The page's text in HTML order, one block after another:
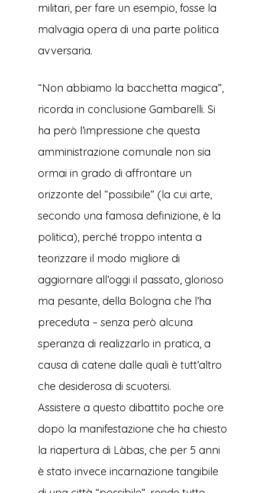
militari, per fare un esempio, fosse la
malvagia opera di una parte politica
avversaria.
“Non abbiamo la bacchetta magica”,
ricorda in conclusione Gambarelli. Si
ha però l’impressione che questa
amministrazione comunale non sia
ormai in grado di affrontare un
orizzonte del “possibile” (la cui arte,
secondo una famosa definizione, è la
politica), perché troppo intenta a
teorizzare il modo migliore di
aggiornare all’oggi il passato, glorioso
ma pesante, della Bologna che l’ha
preceduta – senza però alcuna
speranza di realizzarlo in pratica, a
causa di catene dalle quali è tutt’altro
che desiderosa di scuotersi.
Assistere a questo dibattito poche ore
dopo la manifestazione che ha chiesto
la riapertura di Làbas, che per 5 anni
è stato invece incarnazione tangibile